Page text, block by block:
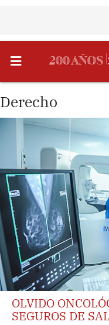
Derecho
OLVIDO
SEGUROS DE